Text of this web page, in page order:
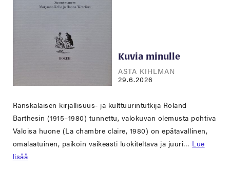
Kuvia minulle
ASTA KIHLMAN
29.6.2026
Ranskalaisen kirjallisuus- ja kulttuurintutkija Roland
Barthesin (1915–1980) tunnettu, valokuvan olemusta pohtiva
Valoisa huone (La chambre claire, 1980) on epätavallinen,
omalaatuinen, paikoin vaikeasti luokiteltava ja juuri… Lue
lisää